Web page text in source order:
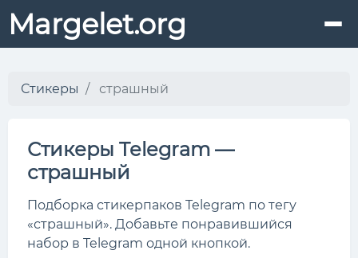
Margelet.org
Стикеры страшный
Стикеры Telegram —
страшный
Подборка стикерпаков Telegram по тегу
«страшный». Добавьте понравившийся
набор в Telegram одной кнопкой.